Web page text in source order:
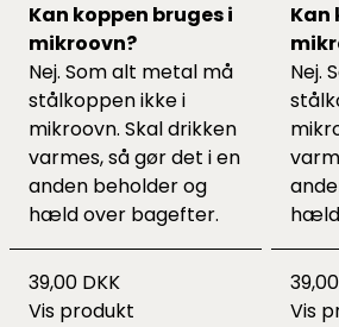
Kan koppen bruges i
mikroovn?
Nej. Som alt metal må
stålkoppen ikke i
mikroovn. Skal drikken
varmes, så gør det i en
anden beholder og
hæld over bagefter.
39,00 DKK
Vis produkt
Kan
Nej.
Vis